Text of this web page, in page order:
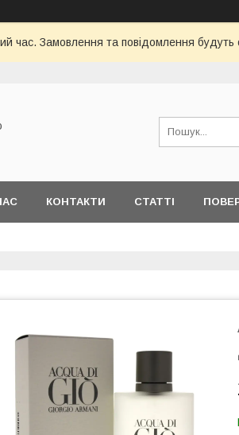
час. Замовлення та повідомлення
КОНТАКТИ СТАТТІ